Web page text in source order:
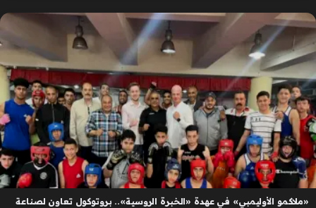
«ملاكمو الأوليمبي» في عهدة «الخبرة الروسية».. بروتوكول تعاون لصناعة